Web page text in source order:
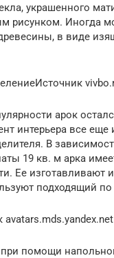
украшенного
рисунком. Иногда
в виде
арок
интерьера все еще
В
19 кв. м арка
Ее изготавливают
подходящий
avatars.mds.yandex.net
помощи